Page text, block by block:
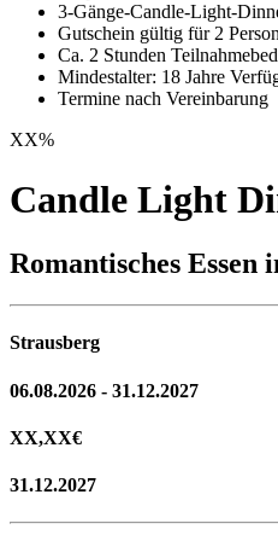
3-Gänge-Candle-Light-
Gutschein gültig für 2
Ca. 2 Stunden
Mindestalter: 18 Jahre
Termine nach Vereinbarung
XX%
Candle Light
Romantisches Essen
Strausberg
06.08.2026 - 31.12.2027
XX,XX€
31.12.2027